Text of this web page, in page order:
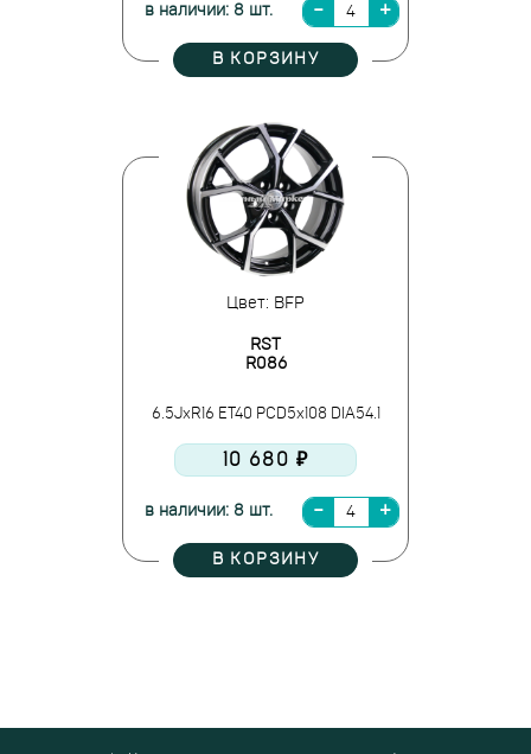
в наличии: 8 шт.
В КОРЗИНУ
Цвет: BFP
RST
R086
6.5JxR16 ET40 PCD5x108 DIA54.1
10 680 ₽
в наличии: 8 шт.
В КОРЗИНУ